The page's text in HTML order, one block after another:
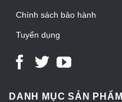
Chính sách bảo hành
Tuyển dụng
DANH MỤC SẢN PHẨM